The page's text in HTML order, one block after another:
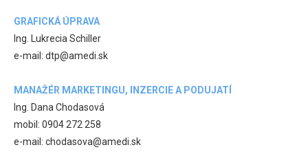
GRAFICKÁ ÚPRAVA
Ing. Lukrecia Schiller
e-mail: dtp@amedi.sk
MANAŽÉR MARKETINGU, INZERCIE A PODUJATÍ
Ing. Dana Chodasová
mobil: 0904 272 258
e-mail: chodasova@amedi.sk